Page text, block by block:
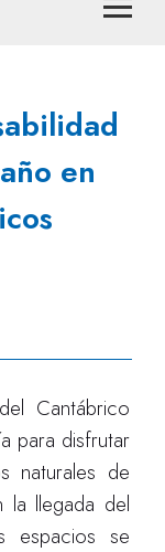
en
Cantábrico
para disfrutar
naturales de
la llegada del
espacios se